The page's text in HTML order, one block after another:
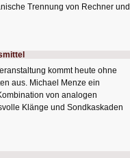
Trennung von Rechner und
kommt heute ohne
aus. Michael Menze ein
von analogen
Klänge und Sondkaskaden